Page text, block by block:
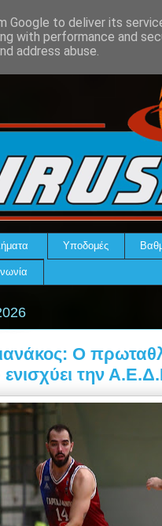
Υποδομές
Ο
την
Google to deliver its
with performance and
address abuse.